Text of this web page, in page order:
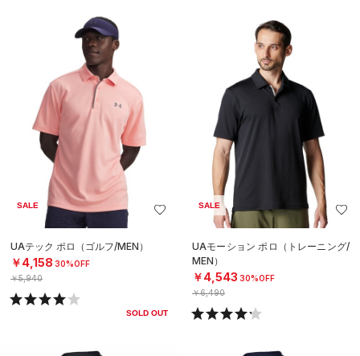
SALE
UAテック ポロ（ゴルフ/MEN）
￥4,158 30%OFF
￥5,940
SOLD OUT
SALE
UAモーション ポロ（トレーニング/
MEN）
￥4,543 30%OFF
￥6,490